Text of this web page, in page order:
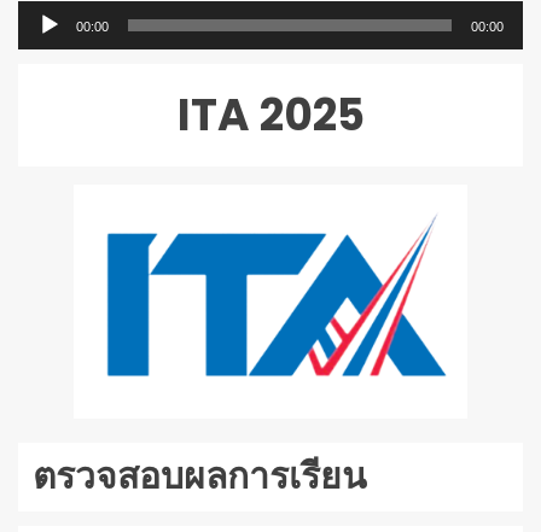
ตัว
00:00 00:00
ITA 2025
ตรวจสอบผลการเรียน